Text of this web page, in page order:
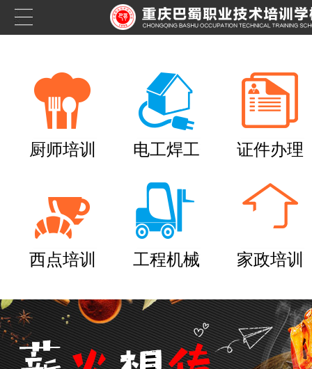
厨师培训 电工焊工 证件办理
西点培训 工程机械 家政培训
养老护理员培训——提
十二月：保持热爱，成